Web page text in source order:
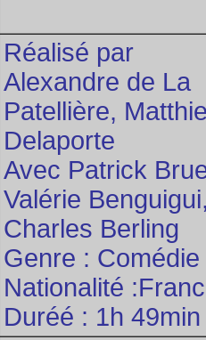
Réalisé par
Alexandre de La
Patellière,
Delaporte
Avec Patrick
Valérie
Charles Berling
Genre : Comédie
Nationalité
Duréé : 1h 49min